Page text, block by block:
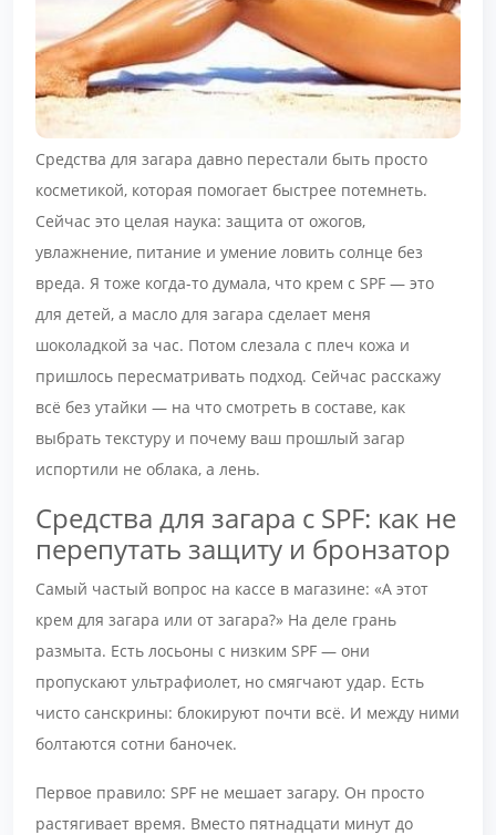
Средства для загара давно перестали быть просто
косметикой, которая помогает быстрее потемнеть.
Сейчас это целая наука: защита от ожогов,
увлажнение, питание и умение ловить солнце без
вреда. Я тоже когда-то думала, что крем с SPF — это
для детей, а масло для загара сделает меня
шоколадкой за час. Потом слезала с плеч кожа и
пришлось пересматривать подход. Сейчас расскажу
всё без утайки — на что смотреть в составе, как
выбрать текстуру и почему ваш прошлый загар
испортили не облака, а лень.
Средства для загара с SPF: как не
перепутать защиту и бронзатор
Самый частый вопрос на кассе в магазине: «А этот
крем для загара или от загара?» На деле грань
размыта. Есть лосьоны с низким SPF — они
пропускают ультрафиолет, но смягчают удар. Есть
чисто санскрины: блокируют почти всё. И между ними
болтаются сотни баночек.
Первое правило: SPF не мешает загару. Он просто
растягивает время. Вместо пятнадцати минут до